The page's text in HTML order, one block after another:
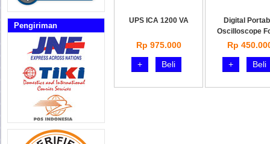
Pengiriman
UPS ICA 1200 VA
Rp 975.000
+
Beli
Digital
Oscilloscope
Rp
+
Beli